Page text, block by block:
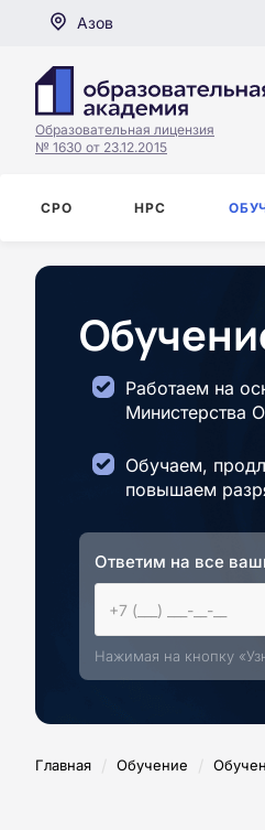
Азов
Образовательная лицензия
№ 1630 от 23.12.2015
СРО НРС
Работаем на
Министерства
Обучаем,
повышаем
Ответим на все
Нажимая на кнопку
Главная / Обучение /